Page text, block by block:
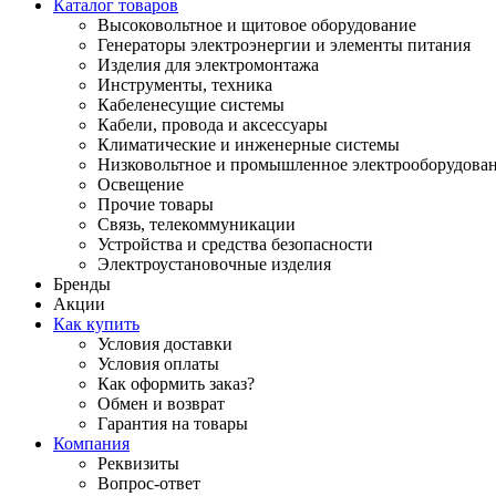
Каталог товаров
Высоковольтное и щитовое оборудование
Генераторы электроэнергии и элементы питания
Изделия для электромонтажа
Инструменты, техника
Кабеленесущие системы
Кабели, провода и аксессуары
Климатические и инженерные системы
Низковольтное и промышленное
Освещение
Прочие товары
Связь, телекоммуникации
Устройства и средства безопасности
Электроустановочные изделия
Бренды
Акции
Как купить
Условия доставки
Условия оплаты
Как оформить заказ?
Обмен и возврат
Гарантия на товары
Компания
Реквизиты
Вопрос-ответ